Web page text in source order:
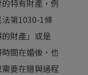
特有財產，例
第1030-1條
財產」或是
時間在婚後，也
要在贈與過程